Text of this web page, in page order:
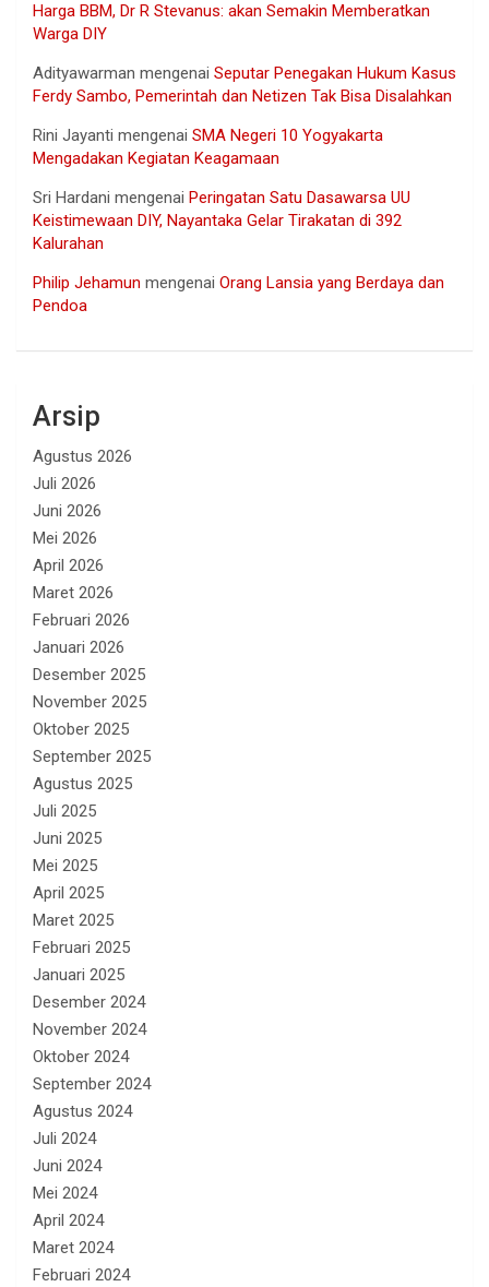
Harga BBM, Dr R Stevanus: akan Semakin Memberatkan
Warga DIY
Adityawarman mengenai Seputar Penegakan Hukum Kasus
Ferdy Sambo, Pemerintah dan Netizen Tak Bisa Disalahkan
Rini Jayanti mengenai SMA Negeri 10 Yogyakarta
Mengadakan Kegiatan Keagamaan
Sri Hardani mengenai Peringatan Satu Dasawarsa UU
Keistimewaan DIY, Nayantaka Gelar Tirakatan di 392
Kalurahan
Philip Jehamun mengenai Orang Lansia yang Berdaya dan
Pendoa
Arsip
Agustus 2026
Juli 2026
Juni 2026
Mei 2026
April 2026
Maret 2026
Februari 2026
Januari 2026
Desember 2025
November 2025
Oktober 2025
September 2025
Agustus 2025
Juli 2025
Juni 2025
Mei 2025
April 2025
Maret 2025
Februari 2025
Januari 2025
Desember 2024
November 2024
Oktober 2024
September 2024
Agustus 2024
Juli 2024
Juni 2024
Mei 2024
April 2024
Maret 2024
Februari 2024